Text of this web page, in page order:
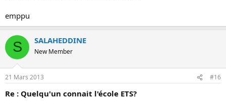
emppu
S SALAHEDDINE
New Member
21 Mars 2013 #16
Re : Quelqu'un connait l'école ETS?